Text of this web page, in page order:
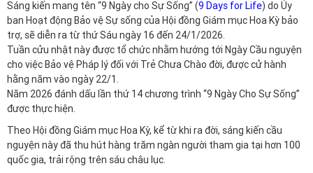
Sáng kiến mang tên “9 Ngày cho Sự Sống” (9 Days for Life) do Ủy
ban Hoạt động Bảo vệ Sự sống của Hội đồng Giám mục Hoa Kỳ bảo
trợ, sẽ diễn ra từ thứ Sáu ngày 16 đến 24/1/2026.
Tuần cửu nhật này được tổ chức nhằm hướng tới Ngày Cầu nguyện
cho việc Bảo vệ Pháp lý đối với Trẻ Chưa Chào đời, được cử hành
hằng năm vào ngày 22/1.
Năm 2026 đánh dấu lần thứ 14 chương trình “9 Ngày Cho Sự Sống”
được thực hiện.
Theo Hội đồng Giám mục Hoa Kỳ, kể từ khi ra đời, sáng kiến cầu
nguyện này đã thu hút hàng trăm ngàn người tham gia tại hơn 100
quốc gia, trải rộng trên sáu châu lục.